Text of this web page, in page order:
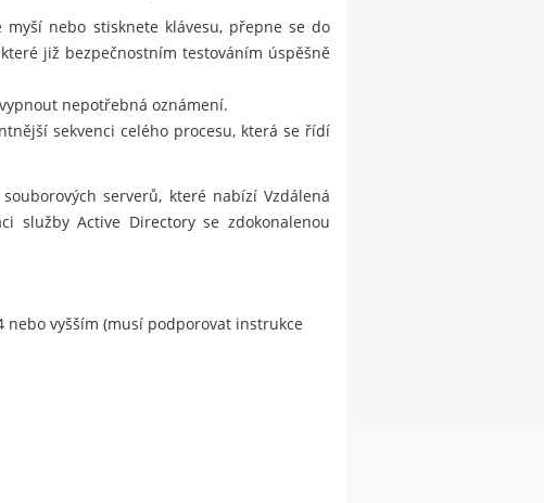
nebo stisknete klávesu, přepne se do
již bezpečnostním testováním úspěšně
nepotřebná oznámení.
sekvenci celého procesu, která se řídí
serverů, které nabízí Vzdálená
služby Active Directory se zdokonalenou
vyšším (musí podporovat instrukce